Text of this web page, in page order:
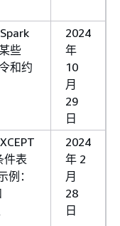
些
和约
2024
年
10
月
29
日
件表
：
2024
年 2
月
28
日